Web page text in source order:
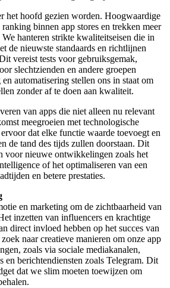
het hoofd gezien worden. Hoogwaardige
binnen app stores en trekken meer
hanteren strikte kwaliteitseisen die in
de nieuwste standaards en richtlijnen
vereist tests voor gebruiksgemak,
slechtzienden en andere groepen
automatisering stellen ons in staat om
zonder af te doen aan kwaliteit.
van apps die niet alleen nu relevant
meegroeien met technologische
dat elke functie waarde toevoegt en
de tand des tijds zullen doorstaan. Dit
voor nieuwe ontwikkelingen zoals het
of het optimaliseren van een
en betere prestaties.
en marketing om de zichtbaarheid van
inzetten van influencers en krachtige
direct invloed hebben op het succes van
naar creatieve manieren om onze app
zoals via sociale mediakanalen,
en berichtendiensten zoals Telegram. Dit
dat we slim moeten toewijzen om